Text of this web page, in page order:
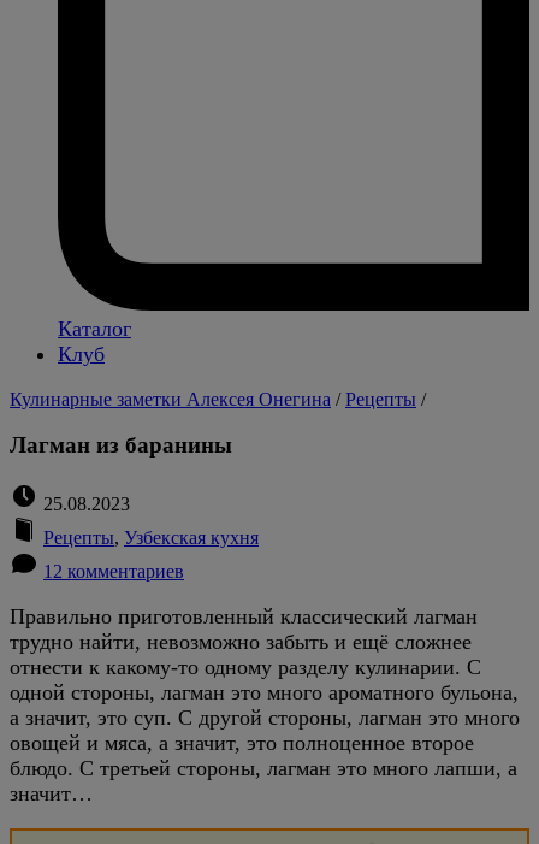
Каталог
Клуб
Кулинарные заметки Алексея Онегина /Рецепты /
Лагман из баранины
25.08.2023
Рецепты, Узбекская кухня
12 комментариев
Правильно приготовленный классический лагман
трудно найти, невозможно забыть и ещё сложнее
отнести к какому-то одному разделу кулинарии. С
одной стороны, лагман это много ароматного бульона,
а значит, это суп. С другой стороны, лагман это много
овощей и мяса, а значит, это полноценное второе
блюдо. С третьей стороны, лагман это много лапши, а
значит…